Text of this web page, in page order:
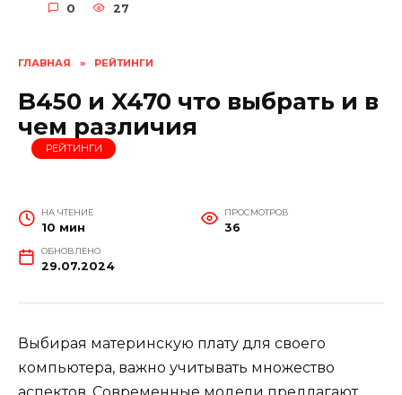
ГЛАВНАЯ » РЕЙТИНГИ
B450 и X470 что выбрать и в
чем различия
РЕЙТИНГИ
НА ЧТЕНИЕ
10 мин
ПРОСМОТРОВ
36
ОБНОВЛЕНО
29.07.2024
Выбирая материнскую плату для своего
компьютера, важно учитывать множество
0 27